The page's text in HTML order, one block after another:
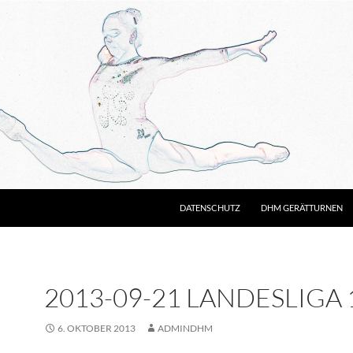
DATENSCHUTZ DHM GERÄTTURNEN
2013-09-21 LANDESLIGA
6. OKTOBER 2013 ADMINDHM